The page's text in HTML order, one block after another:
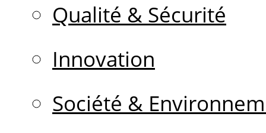
Qualité & Sécurité
Innovation
Société &